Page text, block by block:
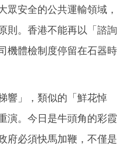
眾安全的公共運輸領域，
則。香港不能再以「諮詢
機體檢制度停留在石器時
響」，類似的「鮮花悼
演。今日是牛頭角的彩霞
府必須快馬加鞭，不僅是